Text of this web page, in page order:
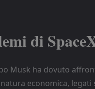
di
Musk ha dovuto
economica,